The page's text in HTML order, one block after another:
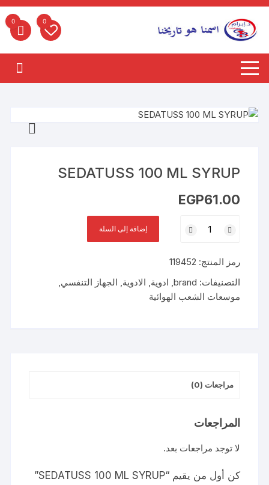
التجاوز
المحتوى
0
0
SEDATUSS 100 ML SYRUP
EGP61.00
SEDATUSS
ML
SYRUP
إضافة إلى السلة
رمز المنتج: 119452
التصنيفات: brand
, ادوية, الادوية, الجهاز التنفسي,
موسعات الشعب الهوائية
مراجعات (0)
المراجعات
لا توجد مراجعات بعد.
كن أول من يقيم “SEDATUSS 100 ML SYRUP”